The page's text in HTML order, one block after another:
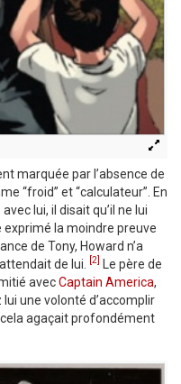
marquée par l’absence de
“froid” et “calculateur”. En
lui, il disait qu’il ne lui
exprimé la moindre preuve
de Tony, Howard n’a
de lui.
[2]
Le père de
avecCaptain America,
une volonté d’accomplir
agaçait profondément